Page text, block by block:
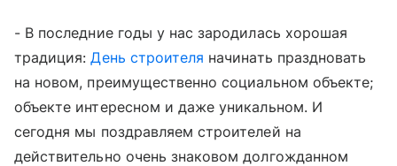
- В последние годы у нас зародилась хорошая
традиция:День строителя начинать праздновать
на новом, преимущественно социальном объекте;
объекте интересном и даже уникальном. И
сегодня мы поздравляем строителей на
действительно очень знаковом долгожданном